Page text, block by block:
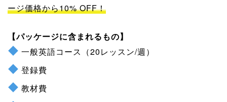
ージ価格から10% OFF！
【パッケージに含まれるもの】
一般英語コース（20レッスン/週）
登録費
教材費